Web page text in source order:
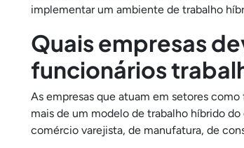
implementar um ambiente de trabalho
Quais empresas
funcionários
As empresas que atuam em setores
mais de um modelo de trabalho híbrido
comércio varejista, de manufatura, de